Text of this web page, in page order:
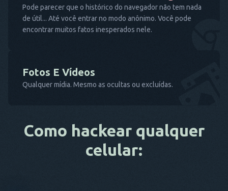
Pode parecer que o histórico do navegador não tem nada
de útil... Até você entrar no modo anônimo. Você pode
encontrar muitos fatos inesperados nele.
Fotos E Vídeos
Qualquer mídia. Mesmo as ocultas ou excluídas.
Como hackear qualquer
celular: